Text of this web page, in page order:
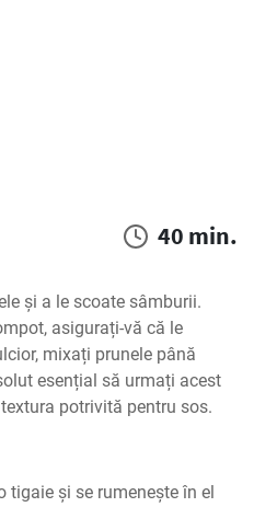
40 min.
și a le scoate sâmburii.
asigurați-vă că le
mixați prunele până
esențial să urmați acest
potrivită pentru sos.
tigaie și se rumenește în el